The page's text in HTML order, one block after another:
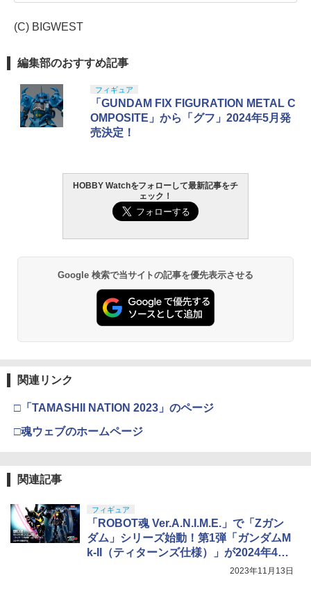
(C) BIGWEST
編集部のおすすめ記事
フィギュア
「GUNDAM FIX FIGURATION METAL C
OMPOSITE」から「グフ」2024年5月発
売決定！
HOBBY Watchをフォローして最新記事をチ
ェック！
Google 検索で当サイトの記事を優先表示させる
関連リンク
□「TAMASHII NATION 2023」のページ
□魂ウェブのホームページ
関連記事
フィギュア
「ROBOT魂 Ver.A.N.I.M.E.」で「Zガン
ダム」シリーズ始動！第1弾「ガンダムM
k-II（ティターンズ仕様）」が2024年4月
2023年11月13日